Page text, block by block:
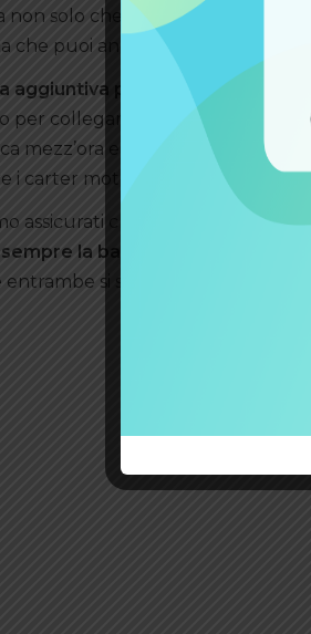
non solo che puoi posizionare la
che puoi anche rimuoverla
aggiuntiva per e-bike è
per collegare il cavo di
mezz’ora e non presenta
i carter motore. Il collegamento
assicurati che le due batterie si
la batteria aggiuntiva per
entrambe si scaricheranno in